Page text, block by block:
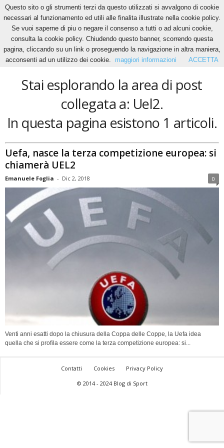
Home Tags Uel2
Uel2
Stai esplorando la area di post
collegata a: Uel2.
In questa pagina esistono 1 articoli.
Uefa, nasce la terza competizione europea: si
chiamerà UEL2
Emanuele Foglia - Dic 2, 2018 0
Venti anni esatti dopo la chiusura della Coppa delle Coppe, la Uefa idea
quella che si profila essere come la terza competizione europea: si...
Contatti Cookies
Privacy Policy
© 2014 - 2024 Blog di Sport
Questo sito o gli strumenti terzi da questo utilizzati si avvalgono di cookie
necessari al funzionamento ed utili alle finalita illustrate nella cookie policy.
Se vuoi saperne di piu o negare il consenso a tutti o ad alcuni cookie,
consulta la cookie policy. Chiudendo questo banner, scorrendo questa
pagina, cliccando su un link o proseguendo la navigazione in altra maniera,
acconsenti ad un utilizzo dei cookie.
maggiori informazioni ACCETTA